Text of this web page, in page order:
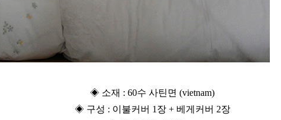
◈ 소재 : 60수 사틴면 (vietnam)
◈ 구성 : 이불커버 1장 + 베게커버 2장